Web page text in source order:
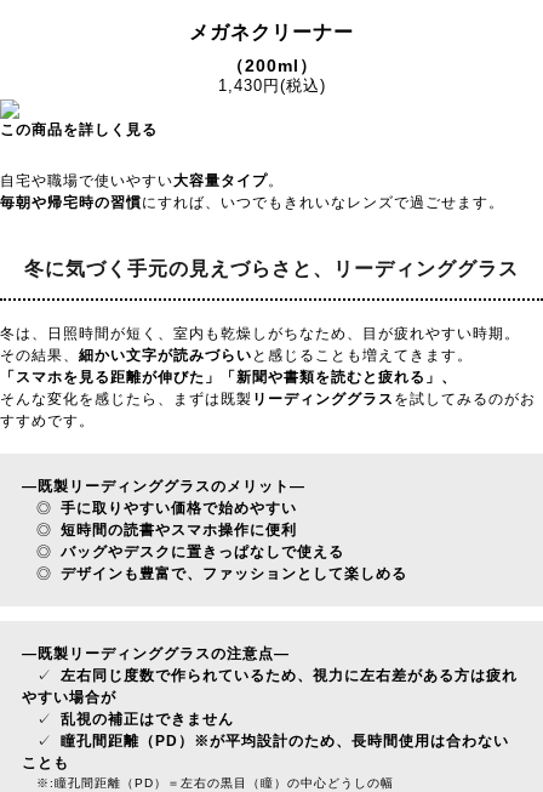
メガネクリーナー
（200ml）
1,430円(税込)
この商品を詳しく見る
自宅や職場で使いやすい大容量タイプ。
毎朝や帰宅時の習慣にすれば、いつでもきれいなレンズで過ごせます。
冬に気づく手元の見えづらさと、 リーディンググラス
冬は、日照時間が短く、室内も乾燥しがちなため、目が疲れやすい時期。
その結果、 細かい文字が読みづらい と感じることも増えてきます。
「スマホを見る距離が伸びた」「新聞や書類を読むと疲れる」、
そんな変化を感じたら、まずは既製 リーディンググラス を試してみるのがお
すすめです。
— 既製リーディンググラスのメリット —
◎ 手に取りやすい価格で始めやすい
◎ 短時間の読書やスマホ操作に便利
◎ バッグやデスクに置きっぱなしで使える
◎ デザインも豊富で、ファッションとして楽しめる
— 既製リーディンググラスの注意点—
✓ 左右同じ度数で作られているため、視力に左右差がある方は疲れ
やすい場合が
✓ 乱視の補正はできません
✓ 瞳孔間距離（PD）※が平均設計のため、長時間使用は合わない
ことも
※:瞳孔間距離（PD）＝左右の黒目（瞳）の中心どうしの幅